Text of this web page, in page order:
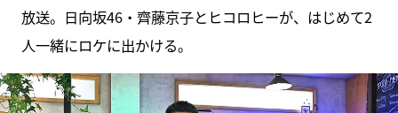
放送。日向坂46・齊藤京子とヒコロヒーが、はじめて2
人一緒にロケに出かける。